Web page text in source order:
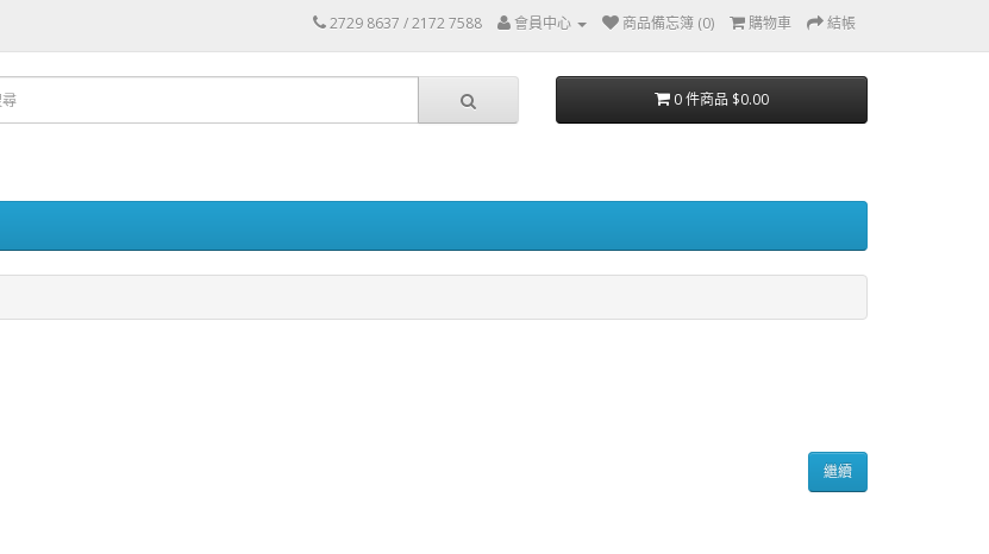
2729 8637 / 2172 7588 會員中心 商品備忘簿 (0) 購物車 結帳
0 件商品 $0.00
繼續